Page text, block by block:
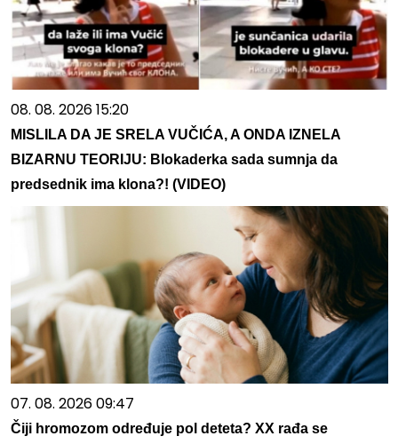
08. 08. 2026 15:20
MISLILA DA JE SRELA VUČIĆA, A ONDA IZNELA
BIZARNU TEORIJU: Blokaderka sada sumnja da
predsednik ima klona?! (VIDEO)
07. 08. 2026 09:47
Čiji hromozom određuje pol deteta? XX rađa se